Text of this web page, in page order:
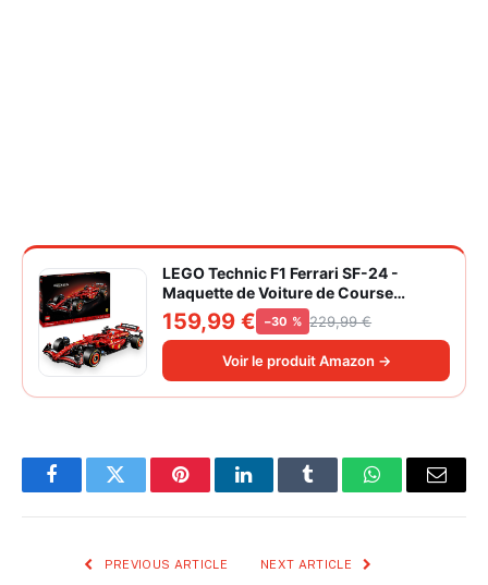
LEGO Technic F1 Ferrari SF-24 -
Maquette de Voiture de Course
Collector à Échelle 1/8 - Décoration -
Inclut Moteur V6, Boîte de Vitesses,
DRS et Volant - Idée de Cadeau pour
Adulte et Adolescent 42207
159,99 € −30 % 229,99 €
Voir le produit Amazon →
FacebookTwitter PinterestLinkedInTumblr WhatsAppEmail
PREVIOUS ARTICLE NEXT ARTICLE